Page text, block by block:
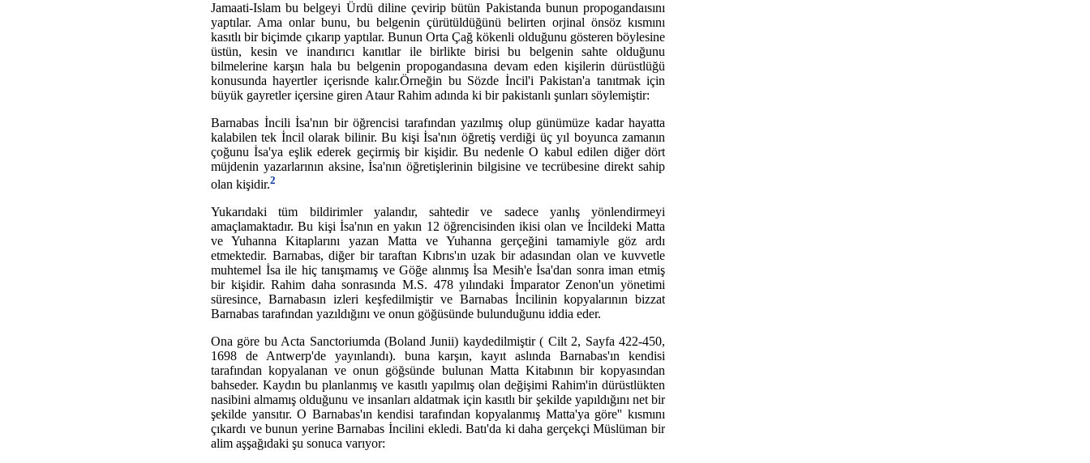
Jamaati-Islam bu belgeyi Ürdü diline çevirip bütün Pakistanda bunun propogandaısını
yaptılar. Ama onlar bunu, bu belgenin çürütüldüğünü belirten orjinal önsöz kısmını
kasıtlı bir biçimde çıkarıp yaptılar. Bunun Orta Çağ kökenli olduğunu gösteren böylesine
üstün, kesin ve inandırıcı kanıtlar ile birlikte birisi bu belgenin sahte olduğunu
bilmelerine karşın hala bu belgenin propogandasına devam eden kişilerin dürüstlüğü
konusunda hayertler içerisnde kalır.Örneğin bu Sözde İncil'i Pakistan'a tanıtmak için
büyük gayretler içersine giren Ataur Rahim adında ki bir pakistanlı şunları söylemiştir:
Barnabas İncili İsa'nın bir öğrencisi tarafından yazılmış olup günümüze kadar hayatta
kalabilen tek İncil olarak bilinir. Bu kişi İsa'nın öğretiş verdiği üç yıl boyunca zamanın
çoğunu İsa'ya eşlik ederek geçirmiş bir kişidir. Bu nedenle O kabul edilen diğer dört
müjdenin yazarlarının aksine, İsa'nın öğretişlerinin bilgisine ve tecrübesine direkt sahip
olan kişidir.2
Yukarıdaki tüm bildirimler yalandır, sahtedir ve sadece yanlış yönlendirmeyi
amaçlamaktadır. Bu kişi İsa'nın en yakın 12 öğrencisinden ikisi olan ve İncildeki Matta
ve Yuhanna Kitaplarını yazan Matta ve Yuhanna gerçeğini tamamiyle göz ardı
etmektedir. Barnabas, diğer bir taraftan Kıbrıs'ın uzak bir adasından olan ve kuvvetle
muhtemel İsa ile hiç tanışmamış ve Göğe alınmış İsa Mesih'e İsa'dan sonra iman etmiş
bir kişidir. Rahim daha sonrasında M.S. 478 yılındaki İmparator Zenon'un yönetimi
süresince, Barnabasın izleri keşfedilmiştir ve Barnabas İncilinin kopyalarının bizzat
Barnabas tarafından yazıldığını ve onun göğüsünde bulunduğunu iddia eder.
Ona göre bu Acta Sanctoriumda (Boland Junii) kaydedilmiştir ( Cilt 2, Sayfa 422-450,
1698 de Antwerp'de yayınlandı). buna karşın, kayıt aslında Barnabas'ın kendisi
tarafından kopyalanan ve onun göğsünde bulunan Matta Kitabının bir kopyasından
bahseder. Kaydın bu planlanmış ve kasıtlı yapılmış olan değişimi Rahim'in dürüstlükten
nasibini almamış olduğunu ve insanları aldatmak için kasıtlı bir şekilde yapıldığını net bir
şekilde yansıtır. O Barnabas'ın kendisi tarafından kopyalanmış Matta'ya göre'' kısmını
çıkardı ve bunun yerine Barnabas İncilini ekledi. Batı'da ki daha gerçekçi Müslüman bir
alim aşşağıdaki şu sonuca varıyor: